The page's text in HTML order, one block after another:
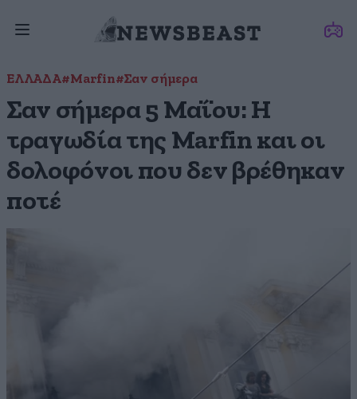
ΕΛΛΑΔΑ#Marfin#Σαν σήμερα
Σαν σήμερα 5 Μαΐου: Η
τραγωδία της Marfin και οι
δολοφόνοι που δεν βρέθηκαν
ποτέ